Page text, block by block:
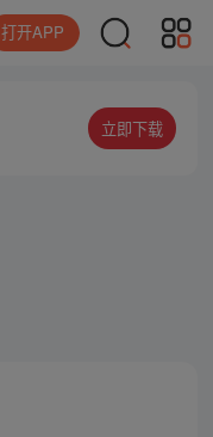
打开APP
立即下载